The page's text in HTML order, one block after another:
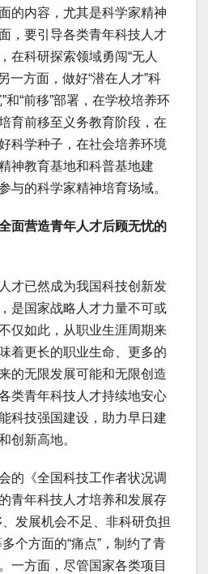
的内容，尤其是科学家精神
，要引导各类青年科技人才
在科研探索领域勇闯“无人
一方面，做好“潜在人才”科
和“前移”部署，在学校培养环
育前移至义务教育阶段，在
科学种子，在社会培养环境
神教育基地和科普基地建
与的科学家精神培育场域。
面营造青年人才后顾无忧的
已然成为我国科技创新发
是国家战略人才力量不可或
仅如此，从职业生涯周期来
着更长的职业生命、更多的
的无限发展可能和无限创造
类青年科技人才持续地安心
科技强国建设，助力早日建
创新高地。
《全国科技工作者状况调
青年科技人才培养和发展存
发展机会不足、非科研负担
个方面的“痛点”，制约了青
一方面，尽管国家各类项目